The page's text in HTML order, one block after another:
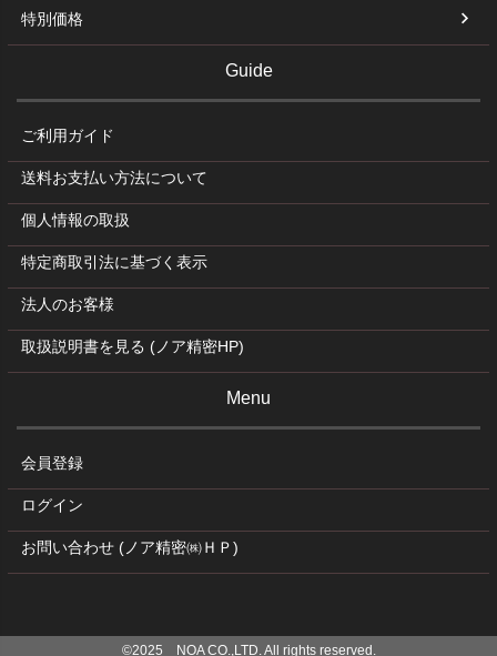
特別価格
Guide
ご利用ガイド
送料お支払い方法について
個人情報の取扱
特定商取引法に基づく表示
法人のお客様
取扱説明書を見る (ノア精密HP)
Menu
会員登録
ログイン
お問い合わせ (ノア精密㈱ＨＰ)
©2025 NOA CO.,LTD. All rights reserved.